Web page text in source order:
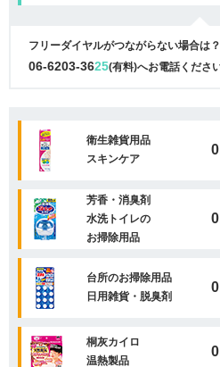
フリーダイヤルがつながらない場合は？
06-6203-3625(有料)へお電話ください
衛生雑貨用品
スキンケア
芳香・消臭剤
水洗トイレの
お掃除用品
台所のお掃除用品
日用雑貨・脱臭剤
桐灰カイロ
温熱製品